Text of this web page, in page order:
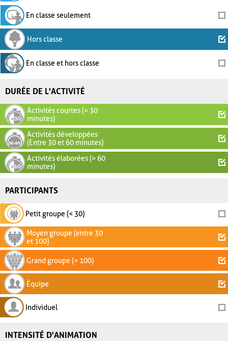
En classe seulement
Hors classe
En classe et hors classe
DURÉE DE L'ACTIVITÉ
Activités courtes (< 30
minutes)
Activités développées
(Entre 30 et 60 minutes)
Activités élaborées (> 60
minutes)
PARTICIPANTS
Petit groupe (< 30)
Moyen groupe (entre 30
et 100)
Grand groupe (> 100)
Équipe
Individuel
INTENSITÉ D'ANIMATION